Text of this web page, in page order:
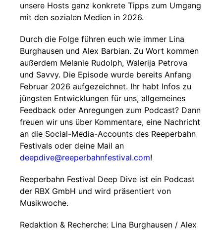
unsere Hosts ganz konkrete Tipps zum Umgang
mit den sozialen Medien in 2026.
Durch die Folge führen euch wie immer Lina
Burghausen und Alex Barbian. Zu Wort kommen
außerdem Melanie Rudolph, Walerija Petrova
und Savvy. Die Episode wurde bereits Anfang
Februar 2026 aufgezeichnet. Ihr habt Infos zu
jüngsten Entwicklungen für uns, allgemeines
Feedback oder Anregungen zum Podcast? Dann
freuen wir uns über Kommentare, eine Nachricht
an die Social-Media-Accounts des Reeperbahn
Festivals oder deine Mail an
deepdive@reeperbahnfestival.com!
Reeperbahn Festival Deep Dive ist ein Podcast
der RBX GmbH und wird präsentiert von
Musikwoche.
Redaktion & Recherche: Lina Burghausen / Alex